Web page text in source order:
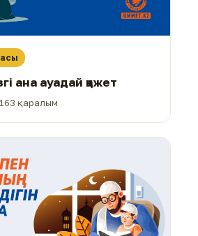
ана ауадай қажет
қаралым